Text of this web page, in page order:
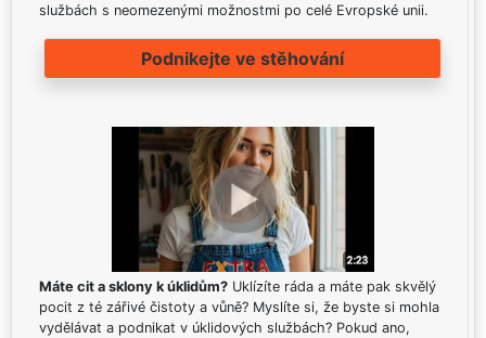
službách s neomezenými možnostmi po celé Evropské unii.
Podnikejte ve stěhování
Máte cit a sklony k úklidům? Uklízíte ráda a máte pak skvělý
pocit z té zářivé čistoty a vůně? Myslíte si, že byste si mohla
vydělávat a podnikat v úklidových službách? Pokud ano,